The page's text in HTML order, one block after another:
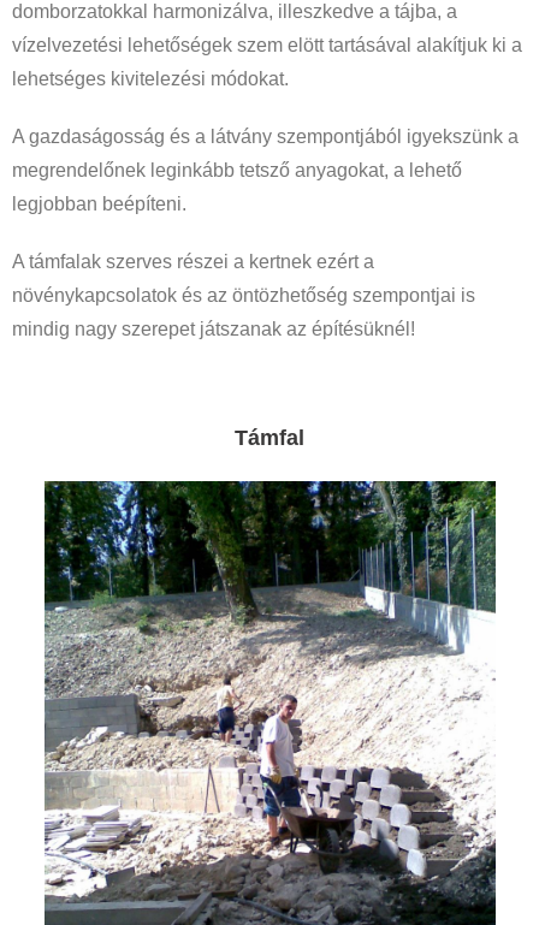
domborzatokkal harmonizálva, illeszkedve a tájba, a
vízelvezetési lehetőségek szem elött tartásával alakítjuk ki a
lehetséges kivitelezési módokat.
A gazdaságosság és a látvány szempontjából igyekszünk a
megrendelőnek leginkább tetsző anyagokat, a lehető
legjobban beépíteni.
A támfalak szerves részei a kertnek ezért a
növénykapcsolatok és az öntözhetőség szempontjai is
mindig nagy szerepet játszanak az építésüknél!
Támfal